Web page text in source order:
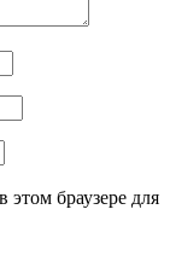
этом браузере для